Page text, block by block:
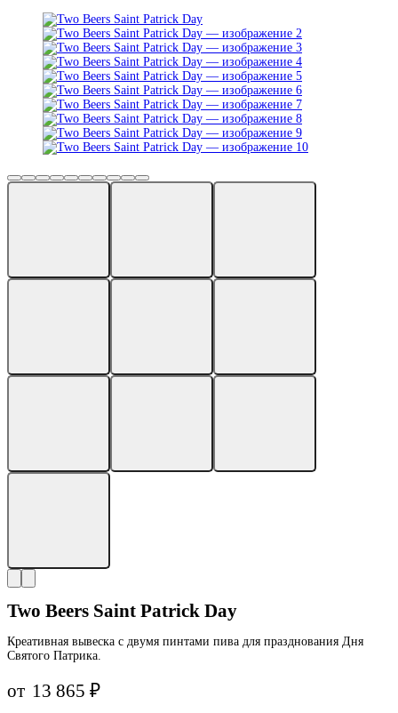
Two Beers Saint Patrick Day
Креативная вывеска с двумя пинтами пива для празднования Дня
Святого Патрика.
от 13 865₽